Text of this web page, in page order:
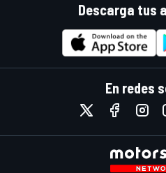
Descarga tus
En redes